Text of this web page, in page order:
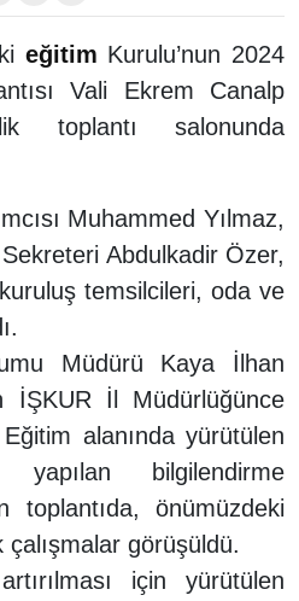
eğitim Kurulu’nun 2024
Vali Ekrem Canalp
toplantı salonunda
Muhammed Yılmaz,
Abdulkadir Özer,
temsilcileri, oda ve
Müdürü Kaya İlhan
İŞKUR İl Müdürlüğünce
alanında yürütülen
yapılan bilgilendirme
toplantıda, önümüzdeki
görüşüldü.
için yürütülen